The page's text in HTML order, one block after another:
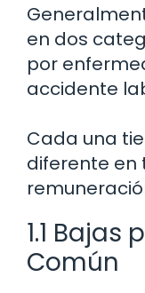
en dos
por
accidente
Cada una
diferente en
1.1 Bajas
Común